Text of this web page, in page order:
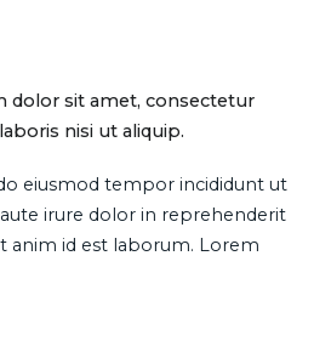
dolor sit amet, consectetur
nisi ut aliquip.
eiusmod tempor incididunt ut
irure dolor in reprehenderit
anim id est laborum. Lorem